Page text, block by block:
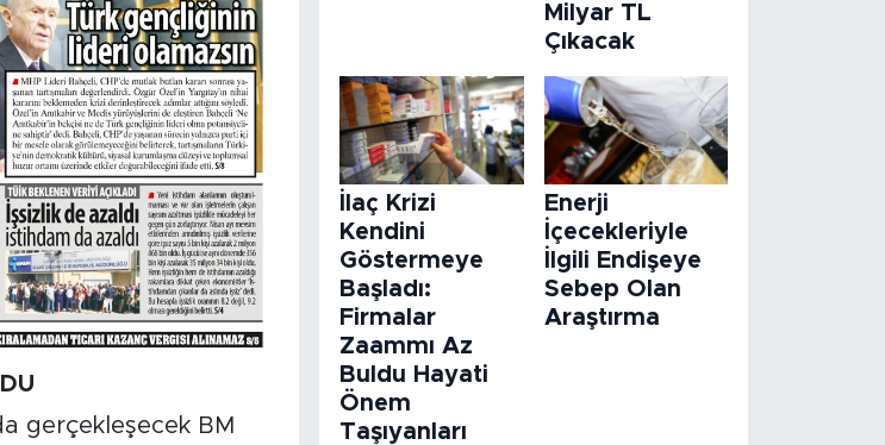
gerçekleşecek BM
Milyar TL
Çıkacak
İlaç Krizi
Kendini
Göstermeye
Başladı:
Firmalar
Zaammı Az
Buldu Hayati
Önem
Taşıyanları
Enerji
İçecekleriyle
İlgili Endişeye
Sebep Olan
Araştırma